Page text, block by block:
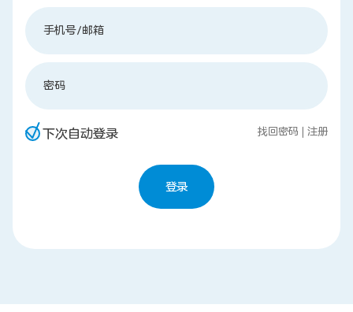
企业合作
手机号/邮箱
密码
下次自动登录 找回密码 注册
登录